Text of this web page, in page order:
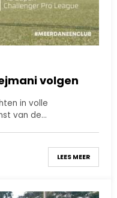
volgen
in volle
van de…
LEES MEER